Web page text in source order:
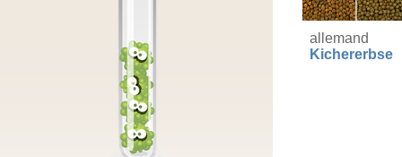
allemand
Kichererbse